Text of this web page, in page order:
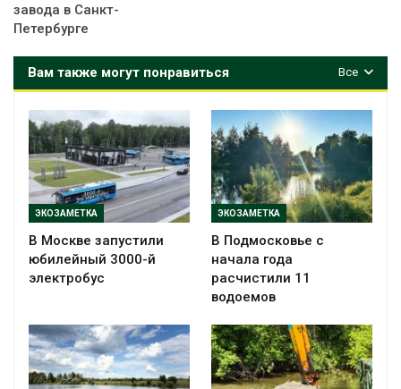
завода в Санкт-
Петербурге
Все
Вам также могут понравиться
ЭКОЗАМЕТКА
В Москве запустили
юбилейный 3000-й
электробус
ЭКОЗАМЕТКА
В Подмосковье с
начала года
расчистили 11
водоемов